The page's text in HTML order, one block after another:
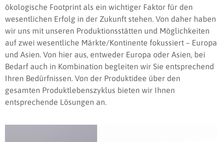
ökologische Footprint als ein wichtiger Faktor für den
wesentlichen Erfolg in der Zukunft stehen. Von daher haben
wir uns mit unseren Produktionsstätten und Möglichkeiten
auf zwei wesentliche Märkte/Kontinente fokussiert – Europa
und Asien. Von hier aus, entweder Europa oder Asien, bei
Bedarf auch in Kombination begleiten wir Sie entsprechend
Ihren Bedürfnissen. Von der Produktidee über den
gesamten Produktlebenszyklus bieten wir Ihnen
entsprechende Lösungen an.